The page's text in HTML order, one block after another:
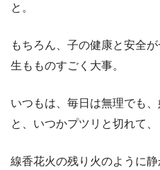
と。
もちろん、子の健康と安全
生もものすごく大事。
いつもは、毎日は無理でも
と、いつかプツリと切れて、
線香花火の残り火のように